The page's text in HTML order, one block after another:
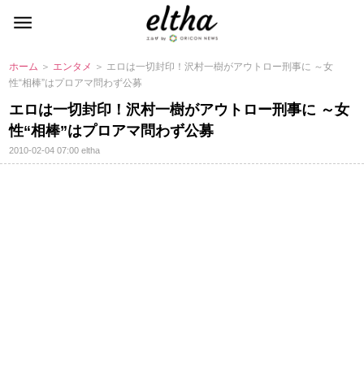
ホーム ＞ エンタメ ＞ エロは一切封印！沢村一樹がアウトロー刑事に ～女
性“相棒”はプロアマ問わず公募
エロは一切封印！沢村一樹がアウトロー刑事に ～女
性“相棒”はプロアマ問わず公募
2010-02-04 07:00eltha